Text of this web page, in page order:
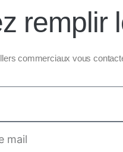
remplir
commerciaux vous